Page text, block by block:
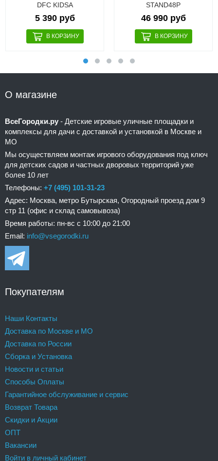
DFC KIDSA
5 390 руб
STAND48P
46 990 руб
О магазине
ВсеГородки.ру - Детские игровые уличные площадки и
комплексы для дачи с доставкой и установкой в Москве и
МО
Мы осуществляем монтаж игрового оборудования под ключ
для детских садов и частных дворовых территорий уже
более 10 лет
Телефоны: +7 (495) 101-31-23
Адрес: Москва, метро Бутырская, Огородный проезд дом 9
стр 11 (офис и склад самовывоза)
Время работы: пн-вс с 10:00 до 21:00
Email: info@vsegorodki.ru
Покупателям
Наши Контакты
Доставка по Москве и МО
Доставка по России
Сборка и Установка
Новости и статьи
Способы Оплаты
Гарантийное обслуживание и сервис
Возврат Товара
Скидки и Акции
ОПТ
Вакансии
Войти в личный кабинет